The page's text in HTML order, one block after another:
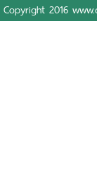
Copyright 2016